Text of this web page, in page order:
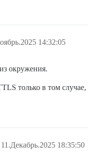
14:32:05
окружения.
только в том случае,
11.Декабрь.2025 18:35:50